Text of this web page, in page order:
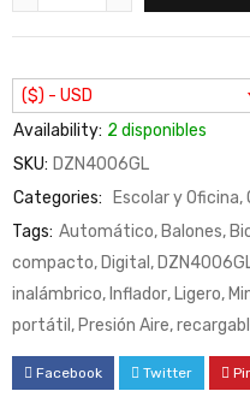
($) - USD
Availability: 2 disponibles
SKU: DZN4006GL
Categories:
Escolar y Oficina,
Tags: Automático, Balones,
compacto, Digital ,
inalámbrico, Inflador, Ligero,
portátil , Presión Aire,
Facebook Twitter